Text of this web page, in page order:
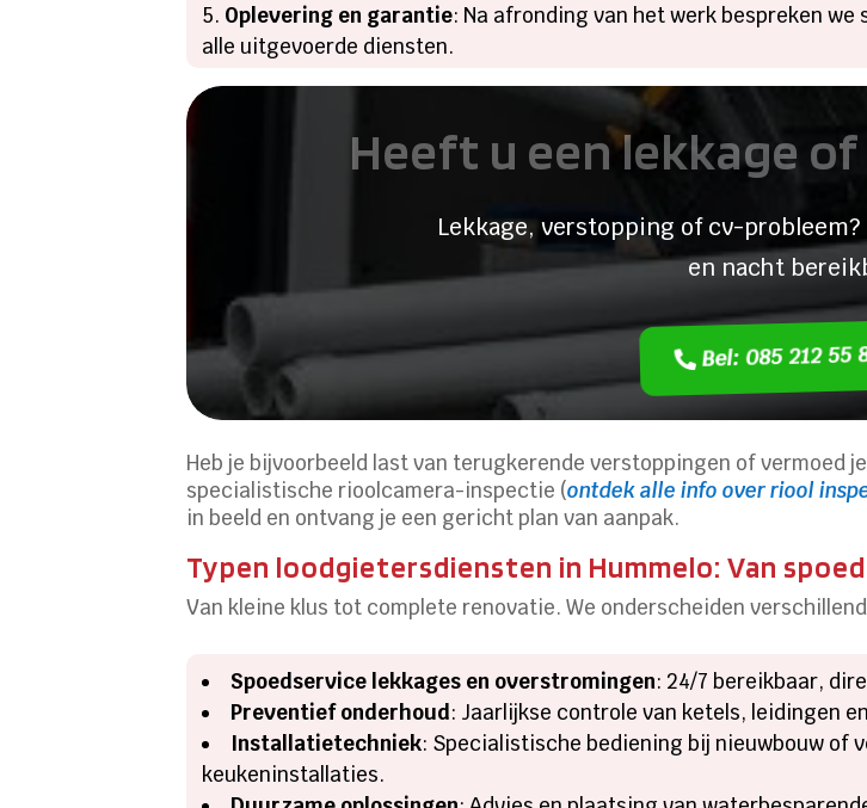
Oplevering en garantie: Na afronding van het werk bespreken
alle uitgevoerde diensten.
Heeft u een lekkage
Lekkage, verstopping of cv-
en nacht
Bel: 085 212 55
Heb je bijvoorbeeld last van terugkerende verstoppingen of vermoed
specialistische rioolcamera-inspectie (ontdek alle info over riool
in beeld en ontvang je een gericht plan van aanpak.
Typen loodgietersdiensten in Hummelo: Van
Van kleine klus tot complete renovatie. We onderscheiden
Spoedservice lekkages en overstromingen: 24/7 bereikbaar,
Preventief onderhoud: Jaarlijkse controle van ketels, leidingen
Installatietechniek: Specialistische bediening bij nieuwbouw of
keukeninstallaties.